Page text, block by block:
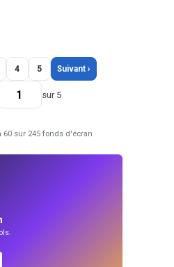
4 5 Suivant ›
sur 5
60 sur 245 fonds d'écran